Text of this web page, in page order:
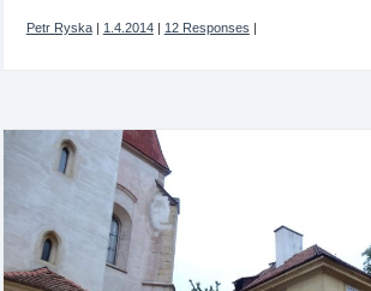
Petr Ryska| 1.4.2014| 12 Responses |